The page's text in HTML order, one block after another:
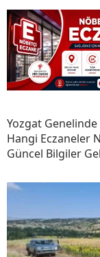
Yozgat
Hangi Eczaneler
Güncel Bilgiler